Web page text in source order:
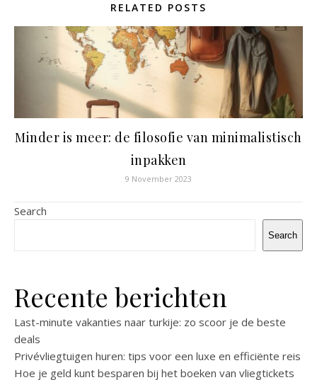
RELATED POSTS
Minder is meer: de filosofie van minimalistisch
inpakken
9 November 2023
Search
Search
Recente berichten
Last-minute vakanties naar turkije: zo scoor je de beste
deals
Privévliegtuigen huren: tips voor een luxe en efficiënte reis
Hoe je geld kunt besparen bij het boeken van vliegtickets